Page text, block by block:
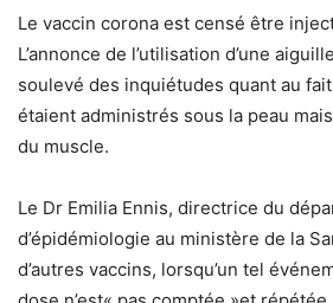
Le vaccin corona est censé être
L’annonce de l’utilisation d’une
soulevé des inquiétudes quant au
étaient administrés sous la peau
du muscle.
Le Dr Emilia Ennis, directrice du
d’épidémiologie au ministère de la
d’autres vaccins, lorsqu’un tel